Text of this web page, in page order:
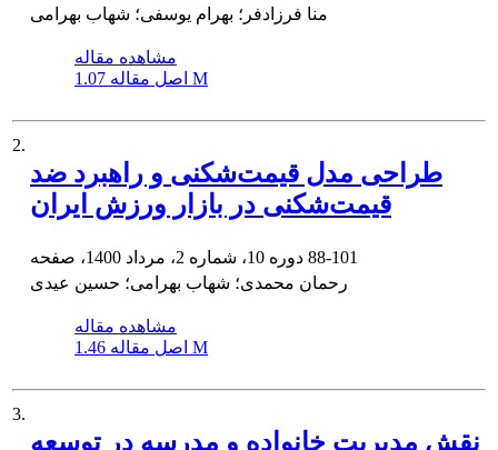
منا فرزادفر؛ بهرام یوسفی؛ شهاب بهرامی
مشاهده مقاله
اصل مقاله 1.07 M
2.
طراحی مدل قیمت‌شکنی و راهبرد ضد
قیمت‌شکنی در بازار ورزش ایران
88-101
رحمان محمدی؛ شهاب بهرامی؛ حسین عیدی
مشاهده مقاله
اصل مقاله 1.46 M
3.
نقش مدیریت خانواده و مدرسه در توسعه